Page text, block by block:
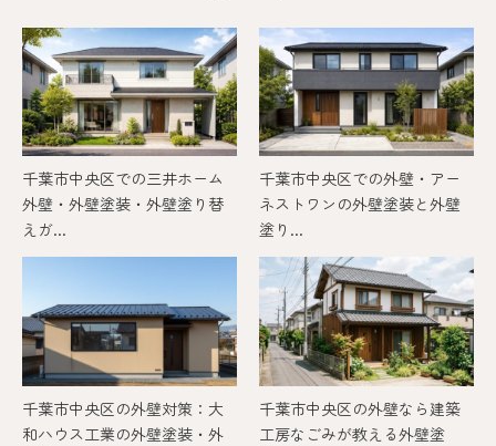
千葉市中央区での三井ホーム
外壁・外壁塗装・外壁塗り替
えガ...
千葉市中央区での外壁・アー
ネストワンの外壁塗装と外壁
塗り...
千葉市中央区の外壁対策：大
和ハウス工業の外壁塗装・外
千葉市中央区の外壁なら建築
工房なごみが教える外壁塗